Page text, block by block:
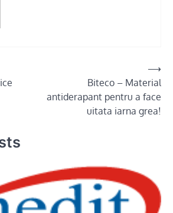
Biteco – Material
antiderapant pentru a face
uitata iarna grea!
⟶